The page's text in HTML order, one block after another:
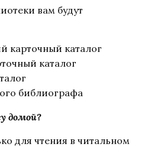
вам будут
карточный каталог
каталог
библиографа
домой?
для чтения в читальном